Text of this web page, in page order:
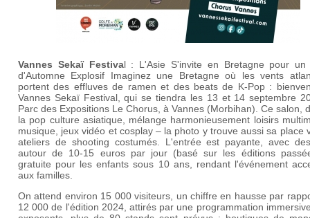
Vannes Sekaï Festival : L'Asie S'invite en Bretagne pour un
d'Automne Explosif Imaginez une Bretagne où les vents
portent des effluves de ramen et des beats de K-Pop :
Vannes Sekaï Festival, qui se tiendra les 13 et 14 septembre
Parc des Expositions Le Chorus, à Vannes (Morbihan). Ce salon,
la pop culture asiatique, mélange harmonieusement loisirs
musique, jeux vidéo et cosplay – la photo y trouve aussi sa place
ateliers de shooting costumés. L'entrée est payante, avec
autour de 10-15 euros par jour (basé sur les éditions
gratuite pour les enfants sous 10 ans, rendant l'événement
aux familles.
On attend environ 15 000 visiteurs, un chiffre en hausse par
12 000 de l'édition 2024, attirés par une programmation